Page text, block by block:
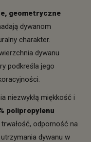
geometryczne
dywanom
charakter.
dywanu
podkreśla jego
niezwykłą miękkość i
polipropylenu
odporność na
dywanu w